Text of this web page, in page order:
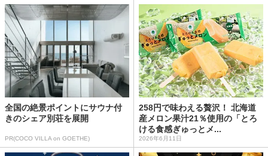
全国の絶景ポイントにサウナ付
きのシェア別荘を展開
PR(COCO VILLA on GOETHE)
258円で味わえる贅沢！ 北海道
産メロン果汁21％使用の「とろ
ける食感ぎゅっとメ...
2026年6月11日